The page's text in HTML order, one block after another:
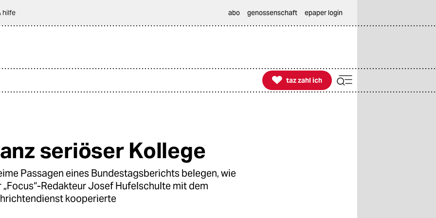
hilfe abo genossenschaft epaper login

taz zahl ich
taz zahl ich
seriöser Kollege
Passagen eines Bundestagsberichts belegen, wie
„Focus“-Redakteur Josef Hufelschulte mit dem
kooperierte